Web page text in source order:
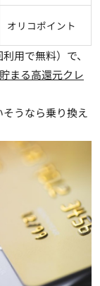
オリコポイント
用で無料）で、
まる高還元クレ
うなら乗り換え